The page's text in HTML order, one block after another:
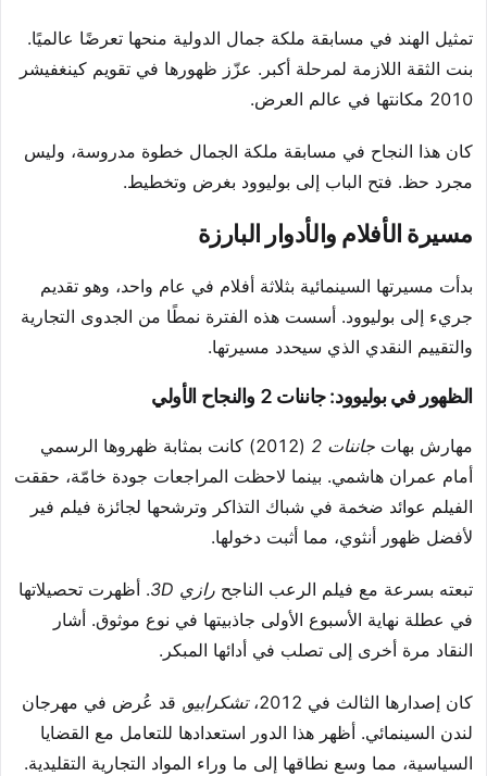
تمثيل الهند في مسابقة ملكة جمال الدولية منحها تعرضًا عالميًا.
بنت الثقة اللازمة لمرحلة أكبر. عزّز ظهورها في تقويم كينغفيشر
2010 مكانتها في عالم العرض.
كان هذا النجاح في مسابقة ملكة الجمال خطوة مدروسة، وليس
مجرد حظ. فتح الباب إلى بوليوود بغرض وتخطيط.
مسيرة الأفلام والأدوار البارزة
بدأت مسيرتها السينمائية بثلاثة أفلام في عام واحد، وهو تقديم
جريء إلى بوليوود. أسست هذه الفترة نمطًا من الجدوى التجارية
والتقييم النقدي الذي سيحدد مسيرتها.
الظهور في بوليوود: جاننات 2 والنجاح الأولي
مهارش بهات جاننات 2
(2012) كانت بمثابة ظهروها الرسمي
أمام عمران هاشمي. بينما لاحظت المراجعات جودة خامّة، حققت
الفيلم عوائد ضخمة في شباك التذاكر وترشحها لجائزة فيلم فير
لأفضل ظهور أنثوي، مما أثبت دخولها.
تبعته بسرعة مع فيلم الرعب الناجح رازي 3D
. أظهرت تحصيلاتها
في عطلة نهاية الأسبوع الأولى جاذبيتها في نوع موثوق. أشار
النقاد مرة أخرى إلى تصلب في أدائها المبكر.
كان إصدارها الثالث في 2012، تشكرابيو, قد عُرض في مهرجان
لندن السينمائي. أظهر هذا الدور استعدادها للتعامل مع القضايا
السياسية، مما وسع نطاقها إلى ما وراء المواد التجارية التقليدية.